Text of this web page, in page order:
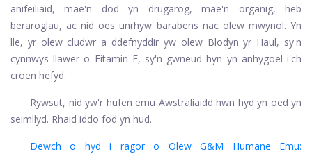
anifeiliaid, mae'n dod yn drugarog, mae'n organig, heb
beraroglau, ac nid oes unrhyw barabens nac olew mwynol. Yn
lle, yr olew cludwr a ddefnyddir yw olew Blodyn yr Haul, sy'n
cynnwys llawer o Fitamin E, sy'n gwneud hyn yn anhygoel i'ch
croen hefyd.
Rywsut, nid yw'r hufen emu Awstraliaidd hwn hyd yn oed yn
seimllyd. Rhaid iddo fod yn hud.
Dewch o hyd i ragor o Olew G&M Humane Emu: